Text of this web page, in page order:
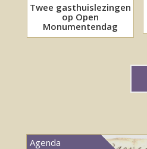
Twee gasthuislezingen
op Open
Monumentendag
Agenda